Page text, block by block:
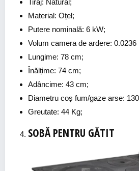
Tiraj: Natural;
Material: Oțel;
Putere nominală: 6 kW;
Volum camera de ardere: 0.0236
Lungime: 78 cm;
Înălțime: 74 cm;
Adâncime: 43 cm;
Diametru coș fum/gaze arse:
Greutate: 44 Kg;
SOBĂ PENTRU GĂTIT